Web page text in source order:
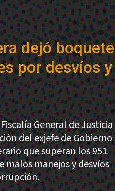
dejó boquete
por desvíos y
General de Justicia
del exjefe de Gobierno
que superan los 951
malos manejos y desvíos